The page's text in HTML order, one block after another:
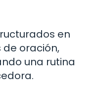
en
oración,
una rutina